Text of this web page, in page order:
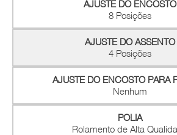
AJUSTE DO ENCOSTO
8 Posições
AJUSTE DO ASSENTO
4 Posições
AJUSTE DO ENCOSTO PARA
Nenhum
POLIA
Rolamento de Alta